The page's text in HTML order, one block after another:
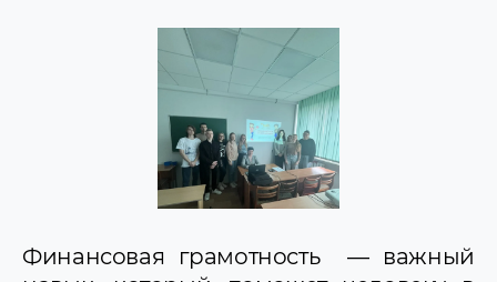
Финансовая грамотность — важный